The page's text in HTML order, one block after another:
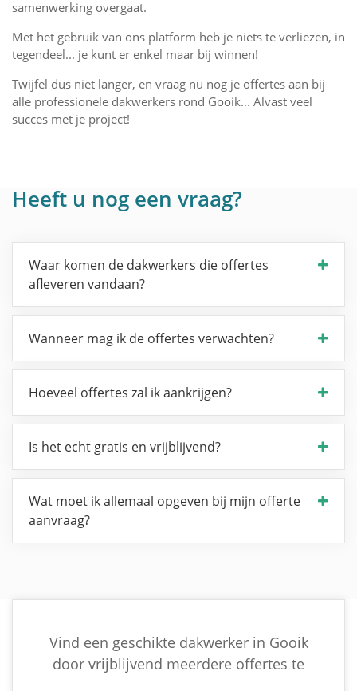
samenwerking overgaat.
Met het gebruik van ons platform heb je niets te verliezen, in
tegendeel... je kunt er enkel maar bij winnen!
Twijfel dus niet langer, en vraag nu nog je offertes aan bij
alle professionele dakwerkers rond Gooik... Alvast veel
succes met je project!
Heeft u nog een vraag?
Waar komen de dakwerkers die offertes
afleveren vandaan?
Wanneer mag ik de offertes verwachten?
Hoeveel offertes zal ik aankrijgen?
Is het echt gratis en vrijblijvend?
Wat moet ik allemaal opgeven bij mijn offerte
aanvraag?
Vind een geschikte dakwerker in Gooik
door vrijblijvend meerdere offertes te